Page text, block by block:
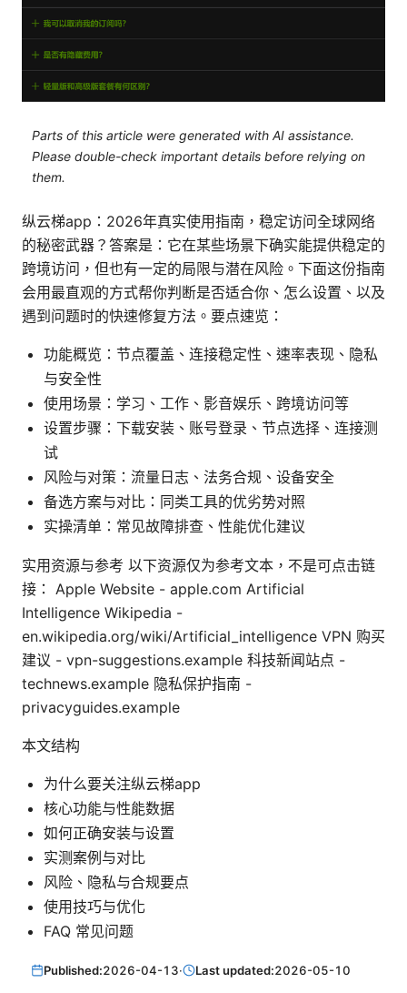
Parts of this article were generated with AI assistance.
Please double-check important details before relying on
them.
纵云梯app：2026年真实使用指南，稳定访问全球网络
的秘密武器？答案是：它在某些场景下确实能提供稳定的
跨境访问，但也有一定的局限与潜在风险。下面这份指南
会用最直观的方式帮你判断是否适合你、怎么设置、以及
遇到问题时的快速修复方法。要点速览：
功能概览：节点覆盖、连接稳定性、速率表现、隐私
与安全性
使用场景：学习、工作、影音娱乐、跨境访问等
设置步骤：下载安装、账号登录、节点选择、连接测
试
风险与对策：流量日志、法务合规、设备安全
备选方案与对比：同类工具的优劣势对照
实操清单：常见故障排查、性能优化建议
实用资源与参考 以下资源仅为参考文本，不是可点击链
接： Apple Website - apple.com Artificial
Intelligence Wikipedia -
en.wikipedia.org/wiki/Artificial_intelligence VPN 购买
建议 - vpn-suggestions.example 科技新闻站点 -
technews.example 隐私保护指南 -
privacyguides.example
本文结构
为什么要关注纵云梯app
核心功能与性能数据
如何正确安装与设置
实测案例与对比
风险、隐私与合规要点
使用技巧与优化
FAQ 常见问题
Published:2026-04-13· Last updated:2026-05-10